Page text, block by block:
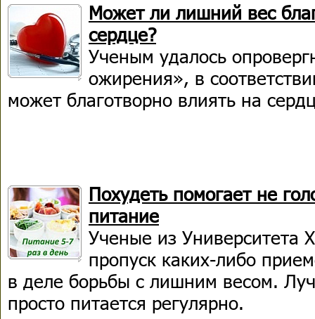
Может ли лишний вес
сердце?
Ученым удалось
ожирения», в
может благотворно влиять на
Похудеть помогает не
питание
Ученые из Университета
пропуск каких-либо
в деле борьбы с лишним весом.
просто питается регулярно.